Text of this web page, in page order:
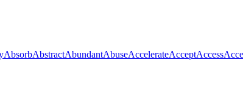
AbsorbAbstractAbundantAbuseAccelerateAcceptAccess